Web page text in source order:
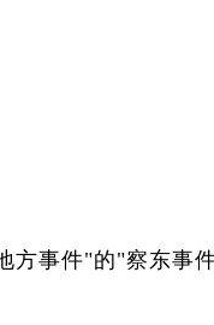
方事件"的"察东事